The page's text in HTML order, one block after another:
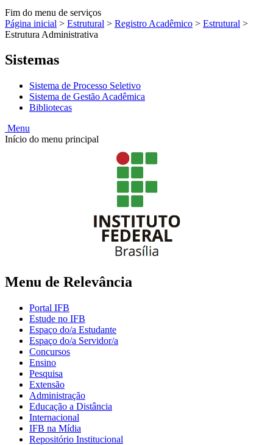
Fim do menu de serviços
Página inicial > Estrutural > Registro Acadêmico > Estrutural >
Estrutura Administrativa
Sistemas
Sistema de Processo Seletivo
Sistema de Gestão Acadêmica
Bibliotecas
Menu
Início do menu principal
Menu de Relevância
Portal IFB
Estude no IFB
Espaço do/a Estudante
Espaço do/a Servidor/a
Concursos
Ensino
Pesquisa
Extensão
Administração
Educação a Distância
Internacional
IFB na Mídia
Repositório Institucional